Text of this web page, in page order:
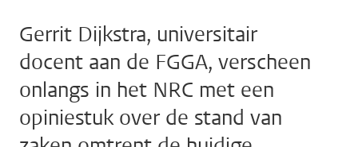
Gerrit Dijkstra, universitair
docent aan de FGGA, verscheen
onlangs in het NRC met een
opiniestuk over de stand van